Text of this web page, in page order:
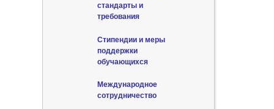
стандарты и
требования
Стипендии и меры
поддержки
обучающихся
Международное
сотрудничество